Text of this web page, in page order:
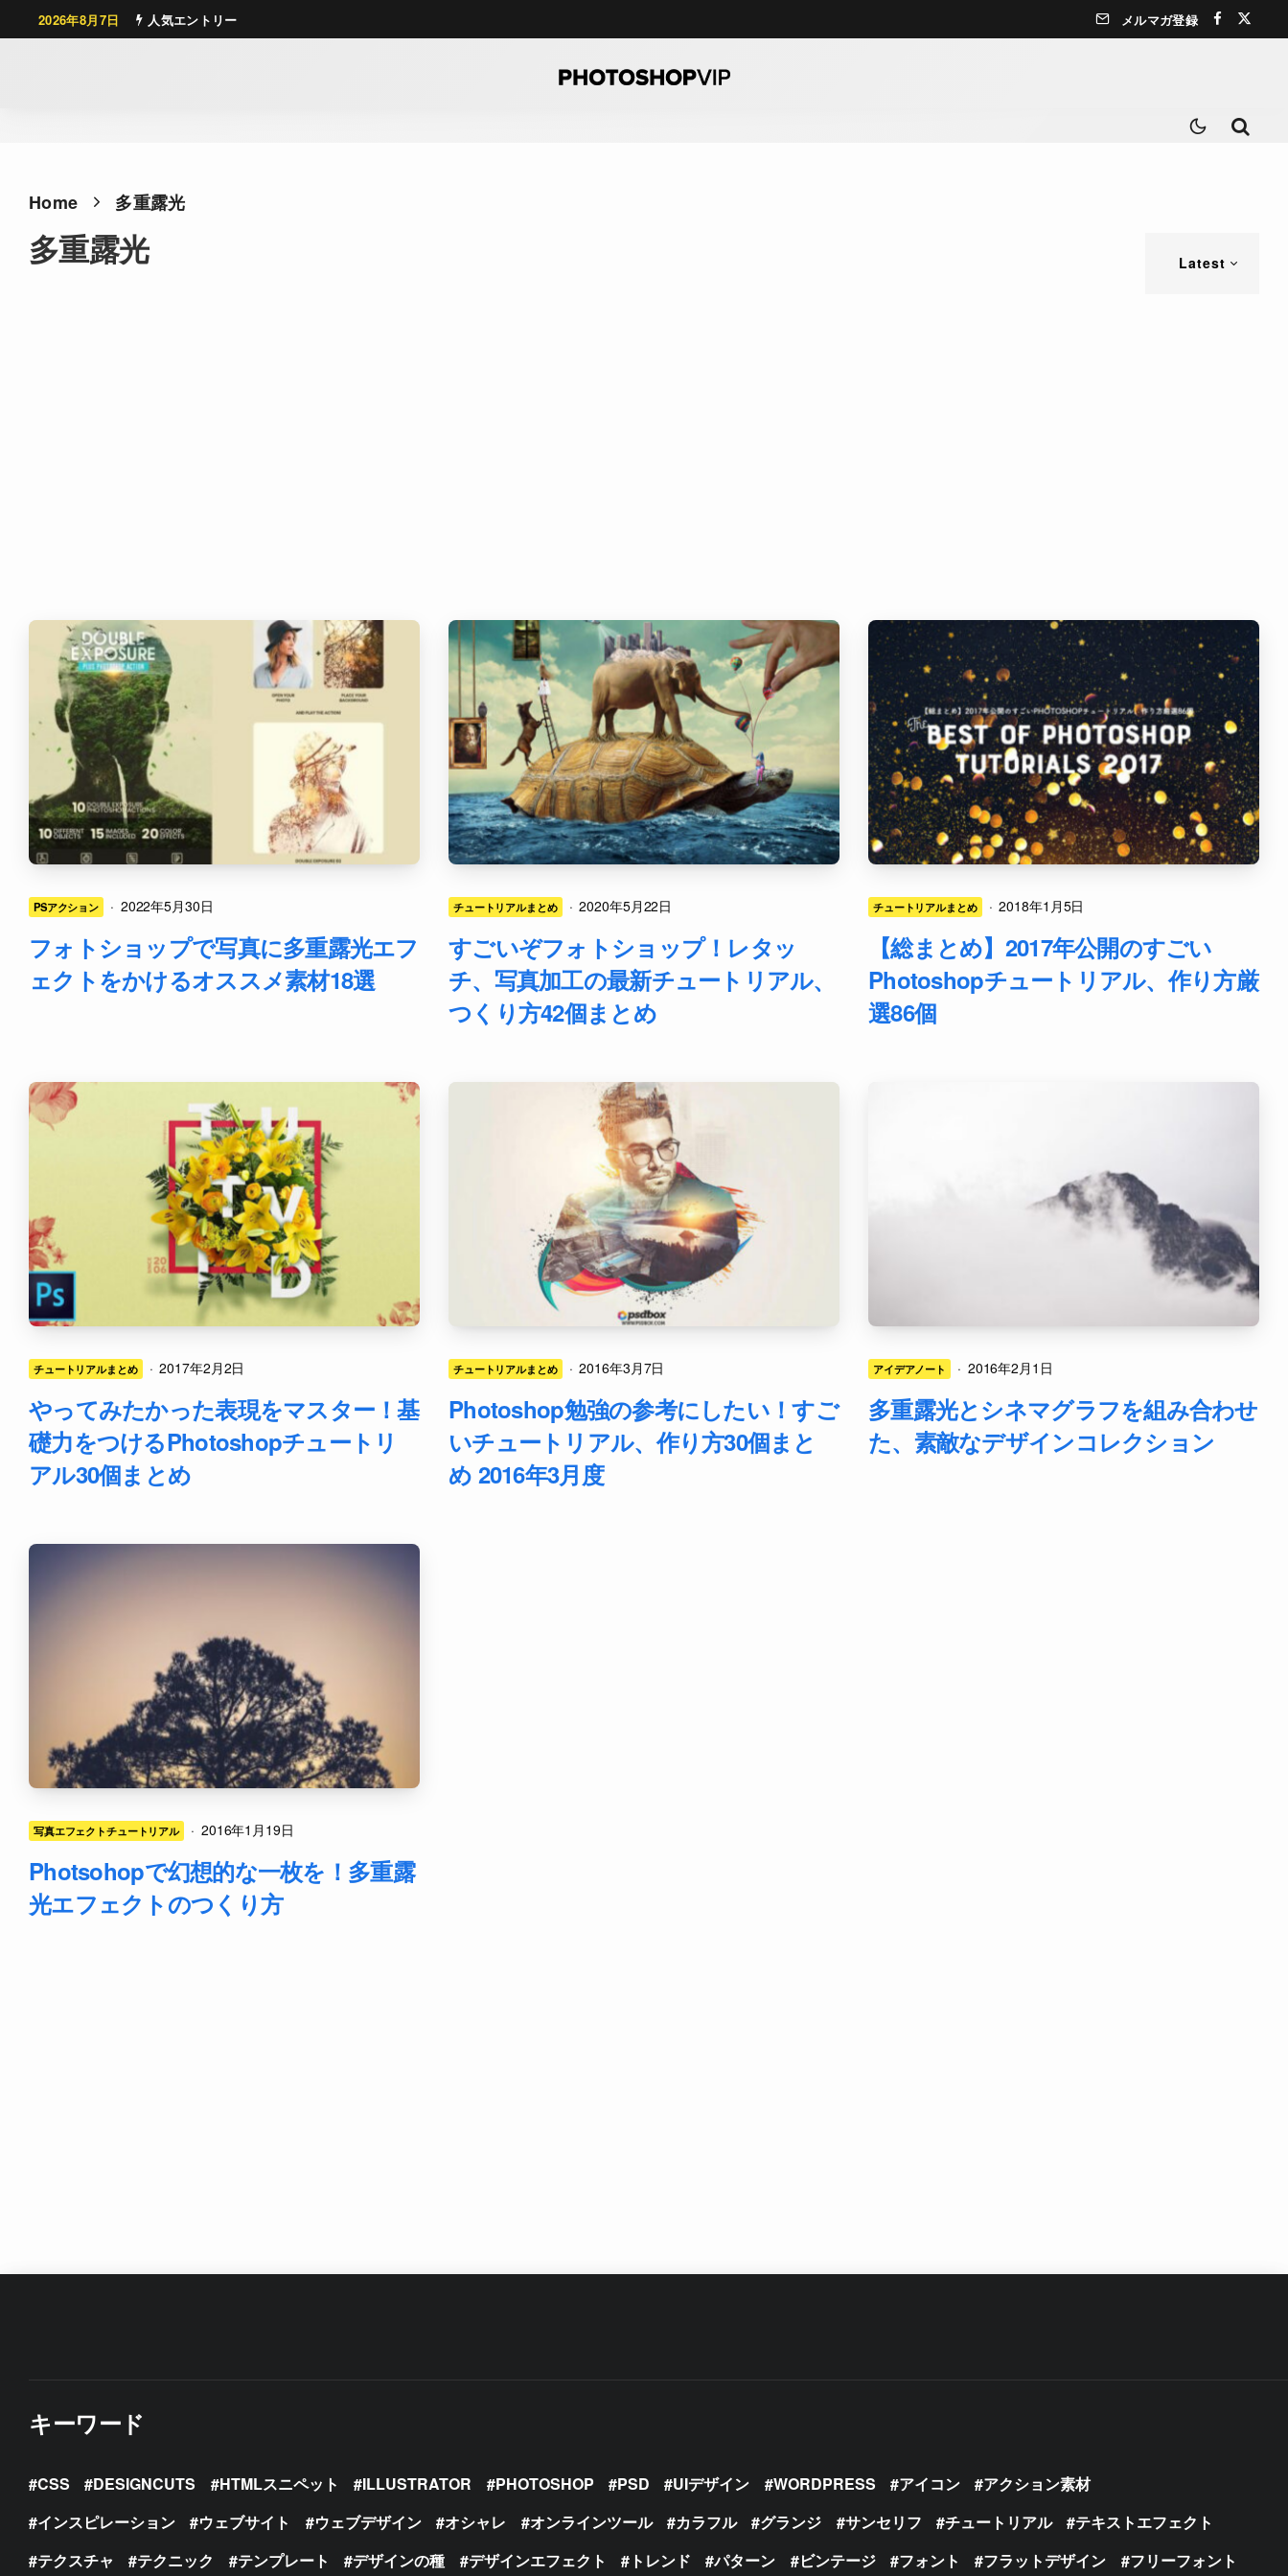
2026年8月7日 人気エントリー メルマガ登録
Home 多重露光
Latest
多重露光
PSアクション · 2022年5月30日
フォトショップで写真に多重露光エフ
ェクトをかけるオススメ素材18選
チュートリアルまとめ · 2020年5月22日
すごいぞフォトショップ！レタッ
チ、写真加工の最新チュートリアル、
つくり方42個まとめ
チュートリアルまとめ · 2018年1月5日
【総まとめ】2017年公開のすごい
Photoshopチュートリアル、作り方厳
選86個
チュートリアルまとめ · 2017年2月2日
やってみたかった表現をマスター！基
礎力をつけるPhotoshopチュートリ
アル30個まとめ
チュートリアルまとめ · 2016年3月7日
Photoshop勉強の参考にしたい！すご
いチュートリアル、作り方30個まと
め 2016年3月度
アイデアノート · 2016年2月1日
多重露光とシネマグラフを組み合わせ
た、素敵なデザインコレクション
写真エフェクトチュートリアル · 2016年1月19日
Photsohopで幻想的な一枚を！多重露
光エフェクトのつくり方
キーワード
CSS DESIGNCUTS HTMLスニペット ILLUSTRATOR PHOTOSHOP PSD UIデザイン WORDPRESS アイコン
アクション素材
インスピレーション
ウェブサイト ウェブデザイン オシャレ オンラインツール カラフル グランジ サンセリフ チュートリアル
テキストエフェクト
テクスチャ
テクニック テンプレート デザインの種 デザインエフェクト トレンド パターン ビンテージ フォント フラットデザイン フリーフォント